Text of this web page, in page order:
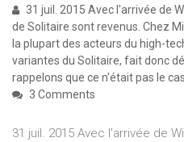
31 juil. 2015 Avec l'arrivée de
de Solitaire sont revenus. Chez
la plupart des acteurs du high-
variantes du Solitaire, fait donc
rappelons que ce n'était pas le
3 Comments
31 juil. 2015 Avec l'arrivée de